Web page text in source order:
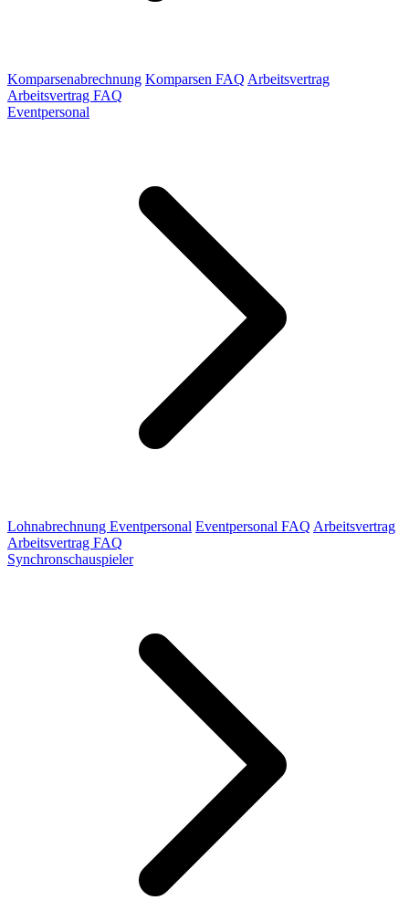
Komparsenabrechnung Komparsen FAQ Arbeitsvertrag
Arbeitsvertrag FAQ
Eventpersonal
Lohnabrechnung Eventpersonal Eventpersonal FAQ Arbeitsvertrag
Arbeitsvertrag FAQ
Synchronschauspieler